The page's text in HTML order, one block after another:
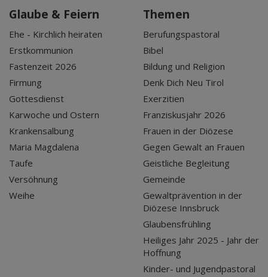
Glaube & Feiern
Ehe - Kirchlich heiraten
Erstkommunion
Fastenzeit 2026
Firmung
Gottesdienst
Karwoche und Ostern
Krankensalbung
Maria Magdalena
Taufe
Versöhnung
Weihe
Themen
Berufungspastoral
Bibel
Bildung und Religion
Denk Dich Neu Tirol
Exerzitien
Franziskusjahr 2026
Frauen in der Diözese
Gegen Gewalt an Frauen
Geistliche Begleitung
Gemeinde
Gewaltprävention in der
Diözese Innsbruck
Glaubensfrühling
Heiliges Jahr 2025 - Jahr der
Hoffnung
Kinder- und Jugendpastoral